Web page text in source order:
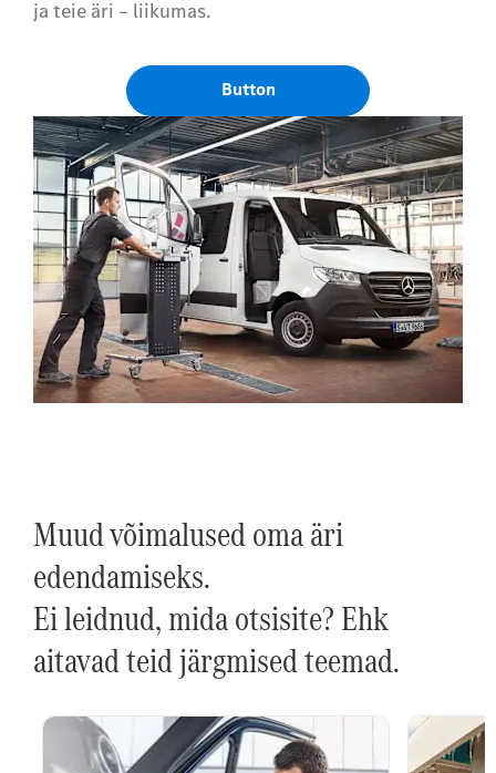
ja teie äri – liikumas.
Button
Muud võimalused oma äri
edendamiseks.
Ei leidnud, mida otsisite? Ehk
aitavad teid järgmised teemad.